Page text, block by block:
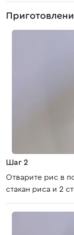
Шаг 2
Отварите рис в
стакан риса и 2